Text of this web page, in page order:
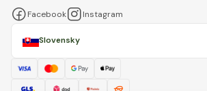
Slovensky
Facebook Instagram